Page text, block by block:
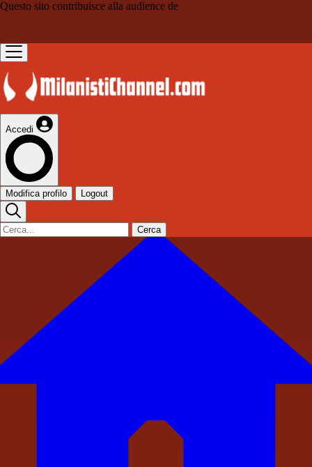
Questo sito contribuisce alla audience de
Accedi
Modifica profilo Logout
Cerca